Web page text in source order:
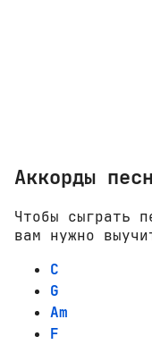
Аккорды
Чтобы сыграть
вам нужно
C
G
Am
F